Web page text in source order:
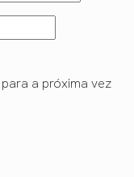
a próxima vez